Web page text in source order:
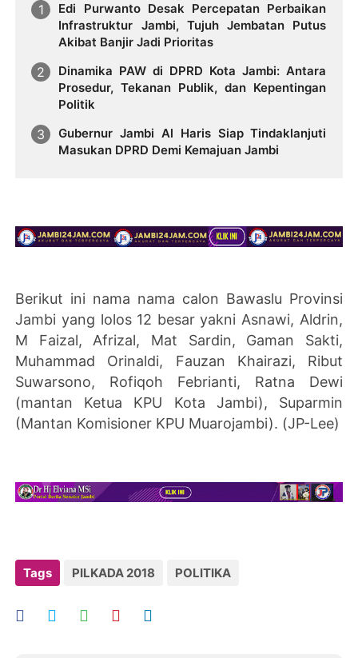
Edi Purwanto Desak Percepatan Perbaikan
Infrastruktur Jambi, Tujuh Jembatan Putus
Akibat Banjir Jadi Prioritas
Dinamika PAW di DPRD Kota Jambi: Antara
Prosedur, Tekanan Publik, dan Kepentingan
Politik
Gubernur Jambi Al Haris Siap Tindaklanjuti
Masukan DPRD Demi Kemajuan Jambi
Berikut ini nama nama calon Bawaslu Provinsi
Jambi yang lolos 12 besar yakni Asnawi, Aldrin,
M Faizal, Afrizal, Mat Sardin, Gaman Sakti,
Muhammad Orinaldi, Fauzan Khairazi, Ribut
Suwarsono, Rofiqoh Febrianti, Ratna Dewi
(mantan Ketua KPU Kota Jambi), Suparmin
(Mantan Komisioner KPU Muarojambi). (JP-Lee)
Tags PILKADA 2018 POLITIKA